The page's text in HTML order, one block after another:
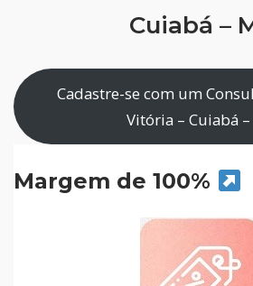
Cuiabá –
Cadastre-se com um
Vitória – Cuiabá
Margem de 100%